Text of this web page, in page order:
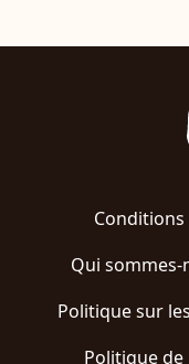
Qui sommes-
Politique sur
Politique